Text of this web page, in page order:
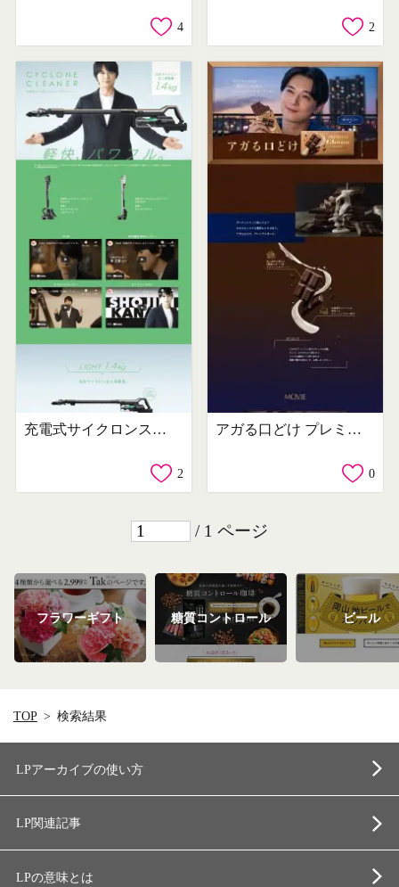
4 2
充電式サイクロンスティッククリーナーSCD-L1P
2
アガる口どけ プレミアムガーナ
0
/ 1 ページ
フラワーギフト 糖質コントロール ビール
TOP 検索結果
LPアーカイブの使い方
LP関連記事
LPの意味とは